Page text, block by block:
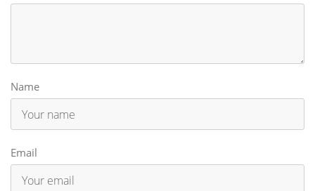
Name
Email